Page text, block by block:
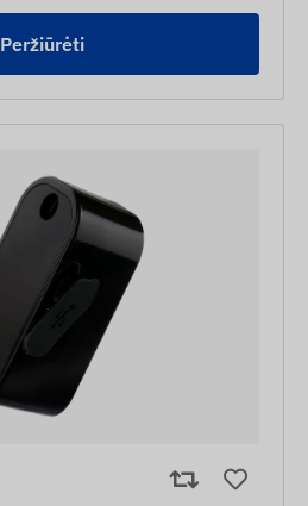
Peržiūrėti